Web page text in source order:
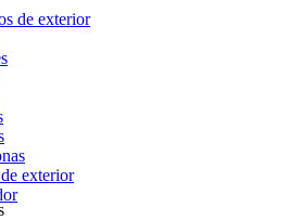
de exterior
exterior